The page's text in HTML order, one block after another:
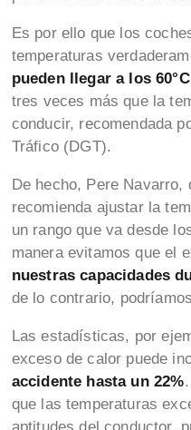
Es por ello que los
temperaturas
pueden llegar a los 60°C
tres veces más que la
conducir, recomendada
Tráfico (DGT).
De hecho, Pere
recomienda ajustar la
un rango que va desde
manera evitamos que el
nuestras capacidades
de lo contrario,
Las estadísticas, por
exceso de calor puede
accidente hasta un 22%
que las temperaturas